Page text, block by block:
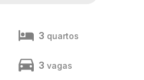
3 quartos
3 vagas